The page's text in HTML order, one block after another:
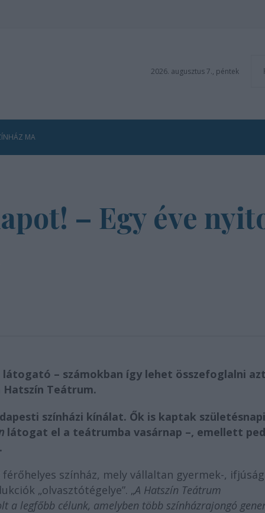
2026. augusztus 7., péntek
MA
– Egy éve
látogató – számokban így lehet összefoglalni
Hatszín Teátrum.
színházi kínálat. Ők is kaptak születésnapi
látogat el a teátrumba vasárnap –, emellett
színház, mely vállaltan gyermek-,
„olvasztótégelye”. „A Hatszín Teátrum
a legfőbb célunk, amelyben több színházrajongó